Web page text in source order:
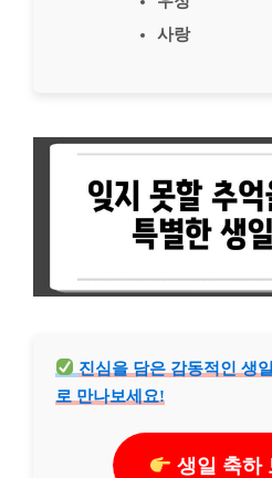
사랑
진심을 담은 감동적인 생
로 만나보세요!
생일 축하